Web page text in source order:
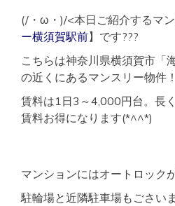
(/・ω・)/<本日ご紹介するマ
ー横須賀駅前】です???
こちらは神奈川県横須賀市「
の近くにあるマンスリー物件！
賃料は1日3～4,000円台。長
賃料お得になります(*^^*)
マンションにはオートロック
駐輪場と近隣駐車場もごさい